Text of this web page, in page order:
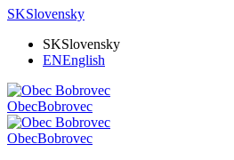
SKSlovensky
SKSlovensky
ENEnglish
ObecBobrovec
ObecBobrovec